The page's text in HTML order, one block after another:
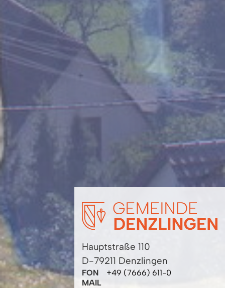
Hauptstraße 110
D-79211 Denzlingen
FON
+49 (7666) 611-0
MAIL